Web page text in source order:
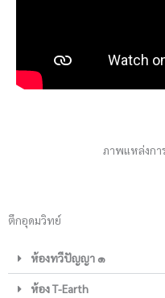
ภาพแหล่งการ
ตึกอุดมวิทย์
ห้องทวีปัญญา ๑
ห้อง T-Earth